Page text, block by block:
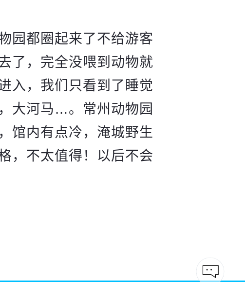
园都圈起来了不给游客
了，完全没喂到动物就
入，我们只看到了睡觉
大河马…。常州动物园
馆内有点冷，淹城野生
，不太值得！以后不会